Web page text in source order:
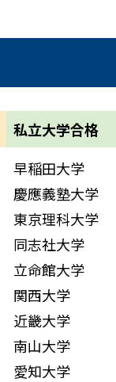
私立大学合格
早稲田大学
慶應義塾大学
東京理科大学
同志社大学
立命館大学
関西大学
近畿大学
南山大学
愛知大学